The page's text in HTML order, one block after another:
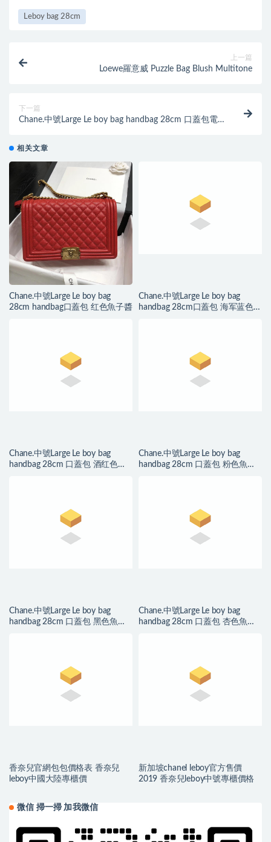
Leboy bag 28cm
上一篇
Loewe羅意威 Puzzle Bag Blush Multitone
下一篇
Chane.中號Large Le boy bag handbag 28cm 口蓋包電
相关文章
Chane.中號Large Le boy bag
28cm handbag口蓋包 红色魚子醬
Chane.中號Large Le boy bag
handbag 28cm口蓋包 海军蓝色魚
Chane.中號Large Le boy bag
handbag 28cm 口蓋包 酒红色魚
Chane.中號Large Le boy bag
handbag 28cm 口蓋包 粉色魚子
Chane.中號Large Le boy bag
handbag 28cm 口蓋包 黑色魚子
Chane.中號Large Le boy bag
handbag 28cm 口蓋包 杏色魚子
香奈兒官網包包價格表 香奈兒
leboy中國大陸專櫃價
新加坡chanel leboy官方售價
2019 香奈兒leboy中號專櫃價格
微信 掃一掃 加我微信